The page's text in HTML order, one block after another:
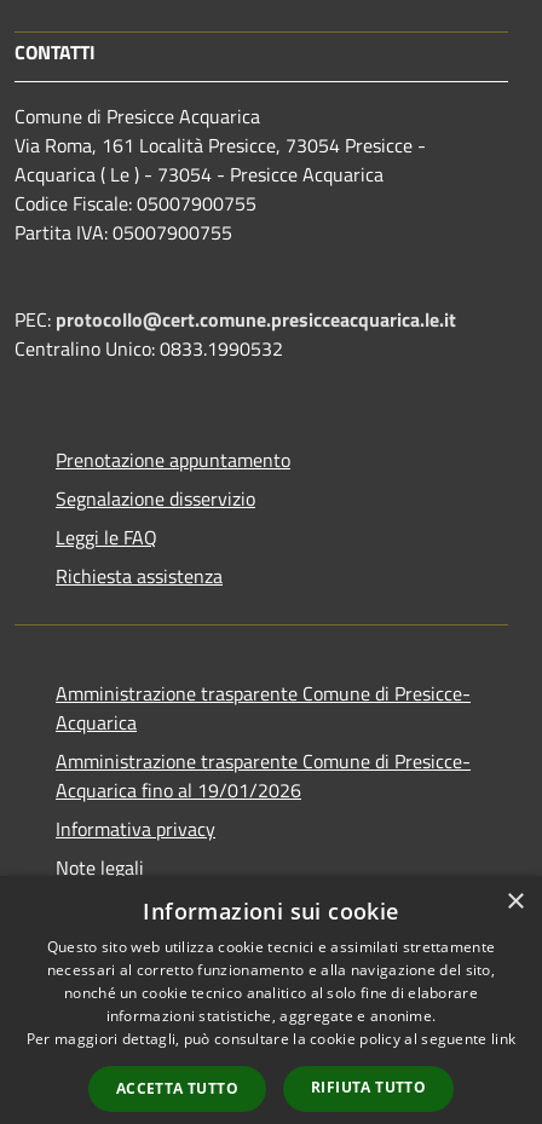
CONTATTI
Comune di Presicce Acquarica
Via Roma, 161 Località Presicce, 73054 Presicce -
Acquarica ( Le ) - 73054 - Presicce Acquarica
Codice Fiscale: 05007900755
Partita IVA: 05007900755
PEC: protocollo@cert.comune.presicceacquarica.le.it
Centralino Unico: 0833.1990532
Prenotazione appuntamento
Segnalazione disservizio
Leggi le FAQ
Richiesta assistenza
Amministrazione trasparente Comune di Presicce-
Acquarica
Amministrazione trasparente Comune di Presicce-
Acquarica fino al 19/01/2026
Informativa privacy
Note legali
Dichiarazione di accessibilità
RSS
Accessibilità
Copyright © 2026 • Comune di
byMunicipium
Accesso
redazione
×
Informazioni sui cookie
Questo sito web utilizza cookie tecnici e assimilati strettamente
necessari al corretto funzionamento e alla navigazione del sito,
nonché un cookie tecnico analitico al solo fine di elaborare
informazioni statistiche, aggregate e anonime.
Per maggiori dettagli, può consultare la cookie policy al seguente link
ACCETTA TUTTO RIFIUTA TUTTO